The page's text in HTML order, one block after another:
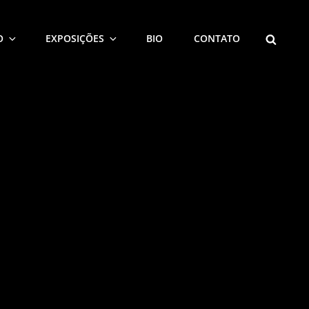
EXPOSIÇÕES BIO CONTATO